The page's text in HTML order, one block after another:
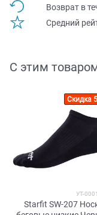
Возврат в
Средний
С этим
Скидка
УТ-
Starfit SW-207